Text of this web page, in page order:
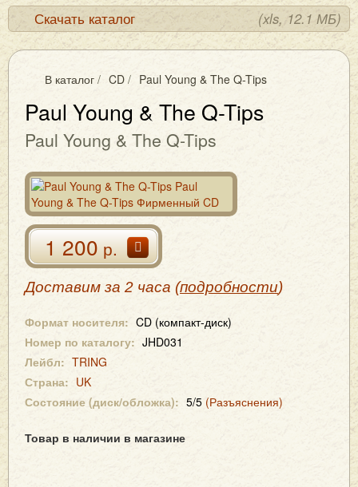
Скачать каталог (xls, 12.1 МБ)
В каталог / CD / Paul Young & The Q-Tips
Paul Young & The Q-Tips
Paul Young & The Q-Tips
1 200р.
Доставим за 2 часа (подробности)
Формат носителя: CD (компакт-диск)
Номер по каталогу: JHD031
Лейбл: TRING
Страна: UK
Состояние (диск/обложка): 5/5 (Разъяснения)
Товар в наличии в магазине